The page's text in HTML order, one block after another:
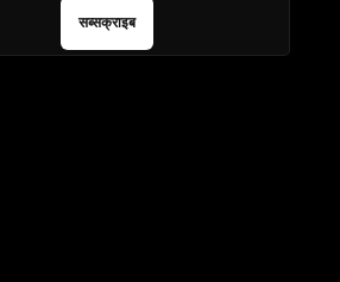
सब्सक्राइब